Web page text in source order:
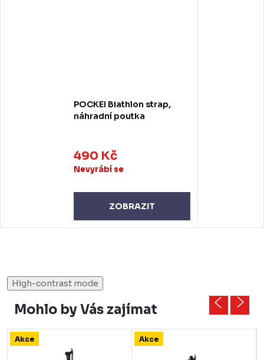
POCKEI Biathlon strap,
náhradní poutka
490 Kč
Nevyrábí se
ZOBRAZIT
High-contrast mode
Mohlo by Vás zajímat
Akce Akce